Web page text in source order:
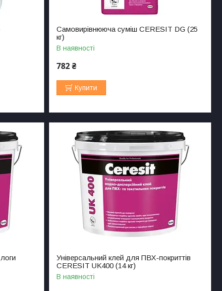
Самовирівнююча суміш CERESIT DG (25
кг)
В наявності
782 ₴
Купити
Універсальний клей для ПВХ-покриттів
CERESIT UK400 (14 кг)
В наявності